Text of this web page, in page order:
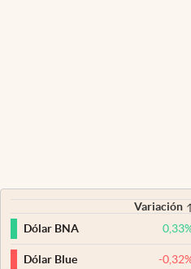
Variación
Dólar BNA
0,33
Dólar Blue -0,32